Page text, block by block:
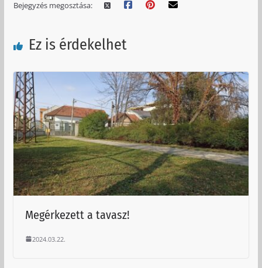
Bejegyzés megosztása:
Ez is érdekelhet
Megérkezett a tavasz!
2024.03.22.